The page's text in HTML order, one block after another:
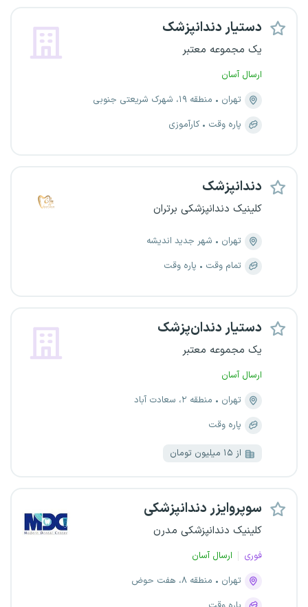
دستیار دندانپزشک
یک مجموعه معتبر
ارسال آسان
تهران
منطقه ۱۹، شهرک شریعتی جنوبی
پاره وقت
کارآموزی
دندانپزشک
کلینیک دندانپزشکی برتران
تهران
شهر جدید اندیشه
تمام وقت
پاره وقت
دستیار دندان‌پزشک
یک مجموعه معتبر
ارسال آسان
تهران
منطقه ۲، سعادت آباد
پاره وقت
از ۱۵ میلیون تومان
سوپروایزر دندانپزشکی
کلینیک دندانپزشکی مدرن
فوری
ارسال آسان
تهران
منطقه ۸، هفت حوض